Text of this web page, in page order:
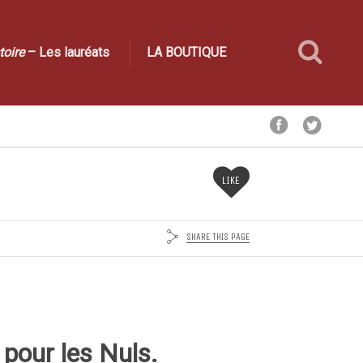
– Les lauréats LA BOUTIQUE
LIKE
SHARE THIS PAGE
les Nuls.